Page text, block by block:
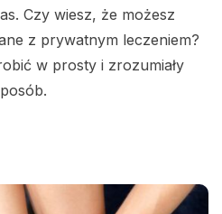
Czy wiesz, że możesz
z prywatnym leczeniem?
w prosty i zrozumiały